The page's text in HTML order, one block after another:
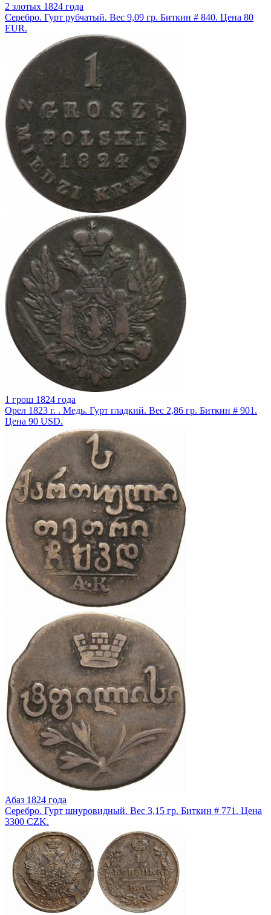
2 злотых 1824 года
Серебро. Гурт рубчатый. Вес 9,09 гр. Биткин # 840. Цена 80
EUR.
1 грош 1824 года
Орел 1823 г. . Медь. Гурт гладкий. Вес 2,86 гр. Биткин # 901.
Цена 90 USD.
Абаз 1824 года
Серебро. Гурт шнуровидный. Вес 3,15 гр. Биткин # 771. Цена
3300 CZK.